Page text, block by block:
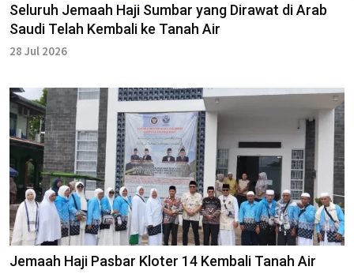
Seluruh Jemaah Haji Sumbar yang Dirawat di Arab
Saudi Telah Kembali ke Tanah Air
28 Jul 2026
Jemaah Haji Pasbar Kloter 14 Kembali Tanah Air